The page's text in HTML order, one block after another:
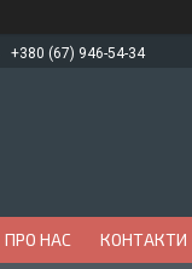
+380 (67) 946-54-34
ПРО НАС КОНТАКТИ